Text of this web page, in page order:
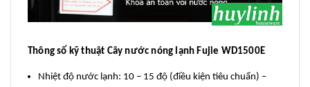
Thông số kỹ thuật Cây nước nóng lạnh Fujie WD1500E
Nhiệt độ nước lạnh: 10 – 15 độ (điều kiện tiêu chuẩn) –